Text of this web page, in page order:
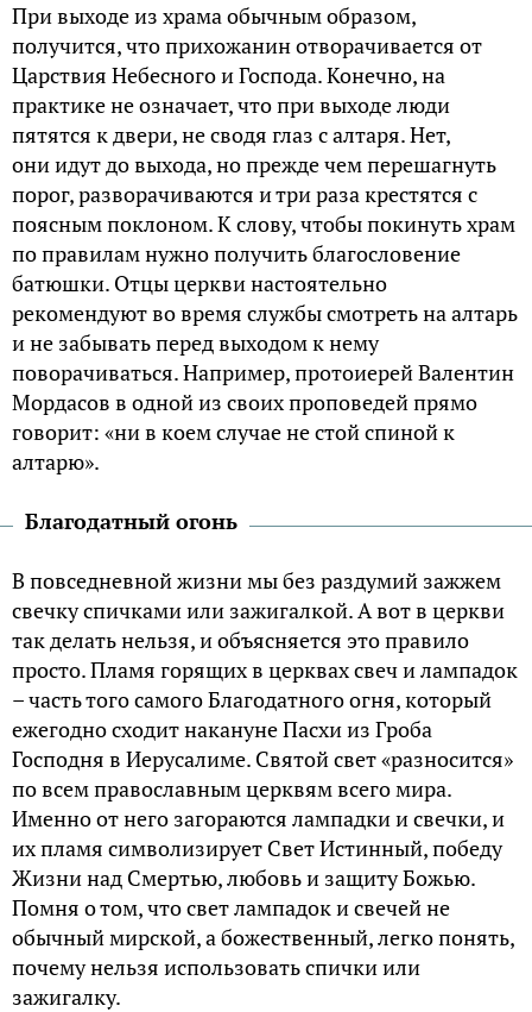
При выходе из храма обычным образом,
получится, что прихожанин отворачивается от
Царствия Небесного и Господа. Конечно, на
практике не означает, что при выходе люди
пятятся к двери, не сводя глаз с алтаря. Нет,
они идут до выхода, но прежде чем перешагнуть
порог, разворачиваются и три раза крестятся с
поясным поклоном. К слову, чтобы покинуть храм
по правилам нужно получить благословение
батюшки. Отцы церкви настоятельно
рекомендуют во время службы смотреть на алтарь
и не забывать перед выходом к нему
поворачиваться. Например, протоиерей Валентин
Мордасов в одной из своих проповедей прямо
говорит: «ни в коем случае не стой спиной к
алтарю».
Благодатный огонь
В повседневной жизни мы без раздумий зажжем
свечку спичками или зажигалкой. А вот в церкви
так делать нельзя, и объясняется это правило
просто. Пламя горящих в церквах свеч и лампадок
– часть того самого Благодатного огня, который
ежегодно сходит накануне Пасхи из Гроба
Господня в Иерусалиме. Святой свет «разносится»
по всем православным церквям всего мира.
Именно от него загораются лампадки и свечки, и
их пламя символизирует Свет Истинный, победу
Жизни над Смертью, любовь и защиту Божью.
Помня о том, что свет лампадок и свечей не
обычный мирской, а божественный, легко понять,
почему нельзя использовать спички или
зажигалку.